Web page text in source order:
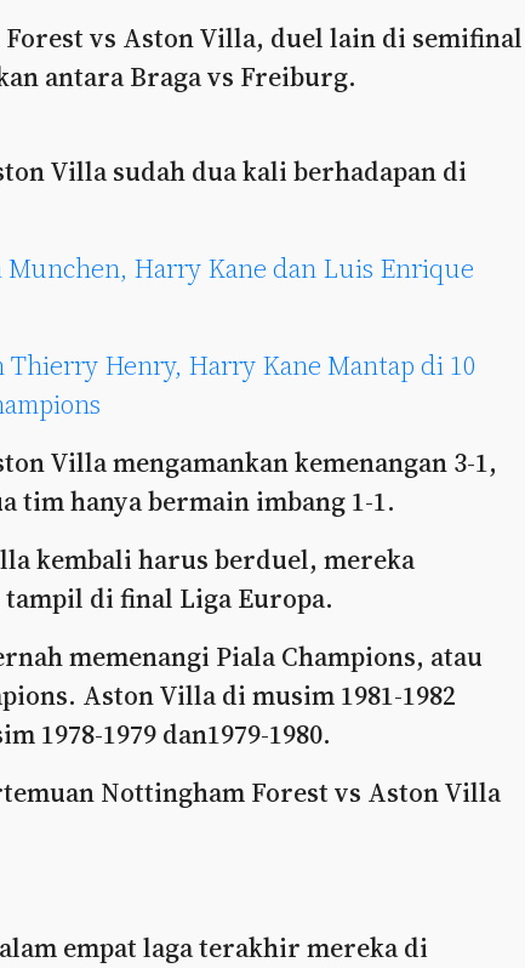
vs Aston Villa, duel lain di semifinal
antara Braga vs Freiburg.
Villa sudah dua kali berhadapan di
Munchen, Harry Kane dan Luis Enrique
Thierry Henry, Harry Kane Mantap di 10
Villa mengamankan kemenangan 3-1,
tim hanya bermain imbang 1-1.
kembali harus berduel, mereka
di final Liga Europa.
memenangi Piala Champions, atau
Aston Villa di musim 1981-1982
1978-1979 dan1979-1980.
Nottingham Forest vs Aston Villa
empat laga terakhir mereka di